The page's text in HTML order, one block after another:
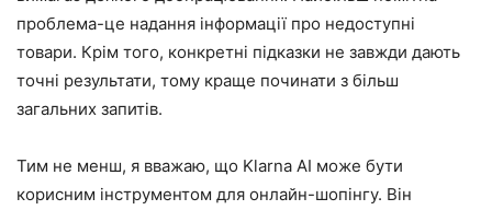
проблема-це надання інформації про недоступні
товари. Крім того, конкретні підказки не завжди дають
точні результати, тому краще починати з більш
загальних запитів.
Тим не менш, я вважаю, що Klarna AI може бути
корисним інструментом для онлайн-шопінгу. Він